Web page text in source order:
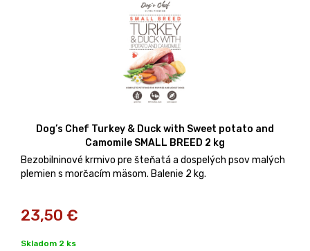
Dog’s Chef Turkey & Duck with Sweet potato and
Camomile SMALL BREED 2 kg
Bezobilninové krmivo pre šteňatá a dospelých psov malých
plemien s morčacím mäsom. Balenie 2 kg.
23,50 €
Skladom 2 ks